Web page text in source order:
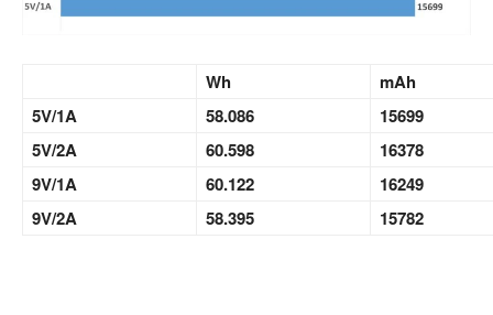
Wh
mAh
5V/1A
58.086
15699
5V/2A
60.598
16378
9V/1A
60.122
16249
9V/2A
58.395 15782